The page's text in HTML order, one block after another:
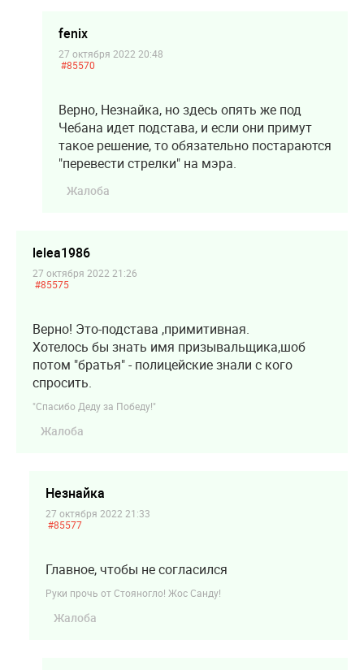
fenix
27 октября 2022 20:48
#85570
Верно, Незнайка, но здесь опять же под
Чебана идет подстава, и если они примут
такое решение, то обязательно постараются
"перевести стрелки" на мэра.
Жалоба
lelea1986
27 октября 2022 21:26
#85575
Верно! Это-подстава ,примитивная.
Хотелось бы знать имя призывальщика,шоб
потом "братья" - полицейские знали с кого
спросить.
"Спасибо Деду за Победу!"
Жалоба
Незнайка
27 октября 2022 21:33
#85577
Главное, чтобы не согласился
Руки прочь от Стояногло! Жос Санду!
Жалоба